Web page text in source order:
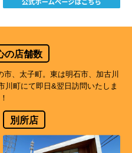
の店舗数
、太子町。東は明石市、加古川
川町にて即日&翌日訪問いたしま
別所店